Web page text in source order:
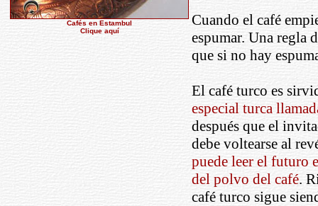
Cafés en Estambul
Clique aquí
Cuando el café
espumar. Una regla
que si no hay
El café turco es
especial turca
después que el
debe voltearse al
puede leer el futuro
del polvo del café.
café turco sigue